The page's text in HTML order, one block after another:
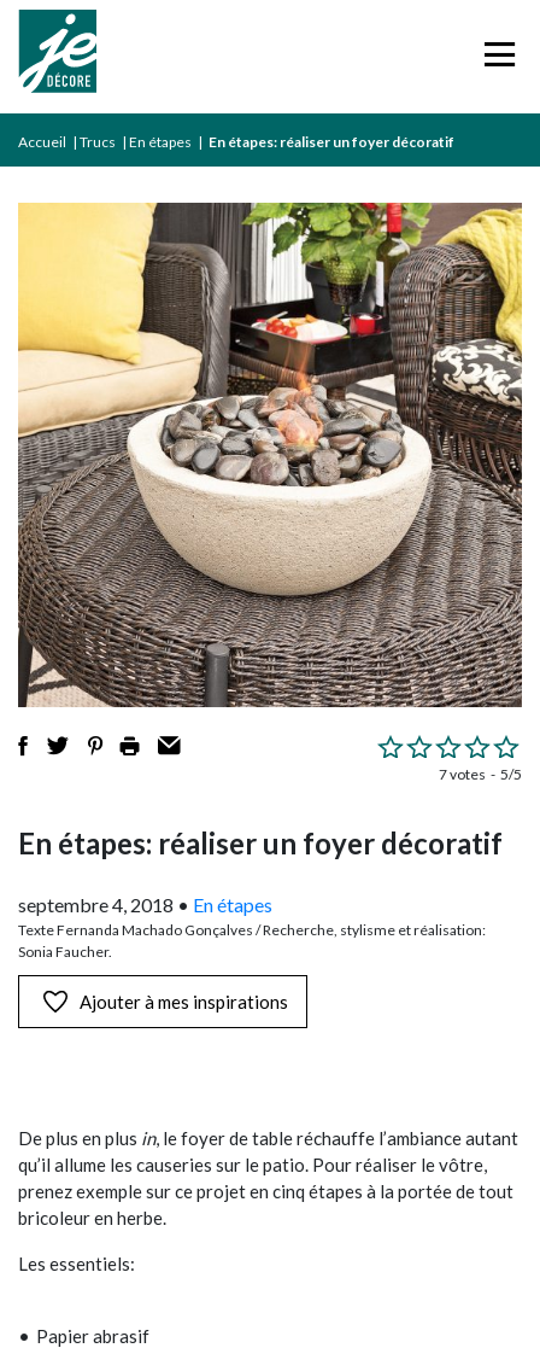
Accueil | Trucs | En étapes | En étapes: réaliser un foyer décoratif
7 votes 5/5
En étapes: réaliser un foyer décoratif
septembre 4, 2018 • En étapes
Texte Fernanda Machado Gonçalves / Recherche, stylisme et réalisation:
Sonia Faucher.
Ajouter à mes inspirations
De plus en plus in, le foyer de table réchauffe l’ambiance autant
qu’il allume les causeries sur le patio. Pour réaliser le vôtre,
prenez exemple sur ce projet en cinq étapes à la portée de tout
bricoleur en herbe.
Les essentiels:
Papier abrasif